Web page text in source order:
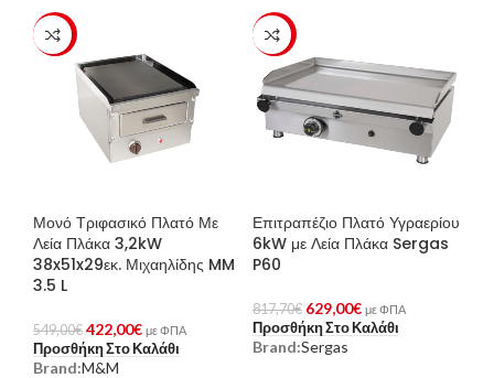
-23%
Μονό Τριφασικό Πλατό Με
Λεία Πλάκα 3,2kW
38x51x29εκ. Μιχαηλίδης MM
3.5 L
549,00€ 422,00€ με ΦΠΑ
Προσθήκη Στο Καλάθι
Brand:M&M
-23%
Επιτραπέζιο Πλατό Υγραερίου
6kW με Λεία Πλάκα Sergas
P60
817,70€ 629,00€ με ΦΠΑ
Προσθήκη Στο Καλάθι
Brand:Sergas